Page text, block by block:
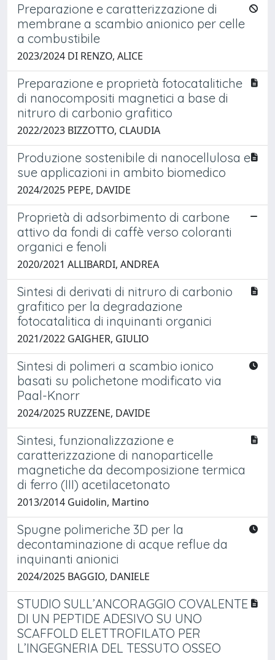
Preparazione e caratterizzazione di
membrane a scambio anionico per celle
a combustibile
2023/2024 DI RENZO, ALICE
Preparazione e proprietà fotocatalitiche
di nanocompositi magnetici a base di
nitruro di carbonio grafitico
2022/2023 BIZZOTTO, CLAUDIA
Produzione sostenibile di nanocellulosa e
sue applicazioni in ambito biomedico
2024/2025 PEPE, DAVIDE
Proprietà di adsorbimento di carbone
attivo da fondi di caffè verso coloranti
organici e fenoli
2020/2021 ALLIBARDI, ANDREA
Sintesi di derivati di nitruro di carbonio
grafitico per la degradazione
fotocatalitica di inquinanti organici
2021/2022 GAIGHER, GIULIO
Sintesi di polimeri a scambio ionico
basati su polichetone modificato via
Paal-Knorr
2024/2025 RUZZENE, DAVIDE
Sintesi, funzionalizzazione e
caratterizzazione di nanoparticelle
magnetiche da decomposizione termica
di ferro (III) acetilacetonato
2013/2014 Guidolin, Martino
Spugne polimeriche 3D per la
decontaminazione di acque reflue da
inquinanti anionici
2024/2025 BAGGIO, DANIELE
STUDIO SULL’ANCORAGGIO COVALENTE
DI UN PEPTIDE ADESIVO SU UNO
SCAFFOLD ELETTROFILATO PER
L’INGEGNERIA DEL TESSUTO OSSEO